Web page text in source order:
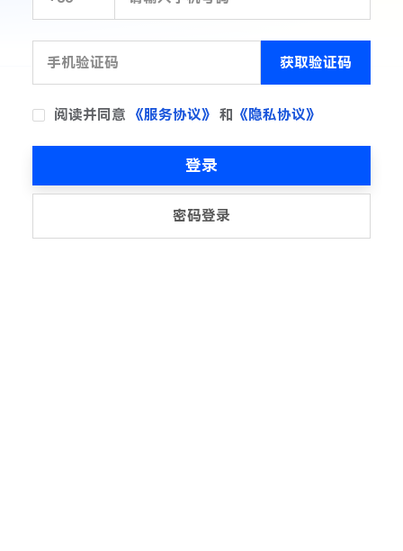
获取验证码
阅读并同意 《服务协议》 和 《隐私协议》
登录
密码登录